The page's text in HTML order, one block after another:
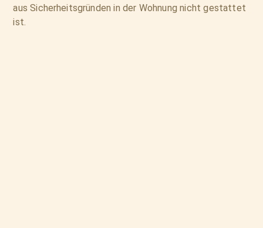
aus Sicherheitsgründen in der Wohnung nicht gestattet
ist.